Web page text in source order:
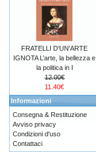
FRATELLI D'UN'ARTE
IGNOTA L’arte, la bellezza e
la politica in I
12.00€
11.40€
Informazioni
Consegna & Restituzione
Avviso privacy
Condizioni d'uso
Contattaci